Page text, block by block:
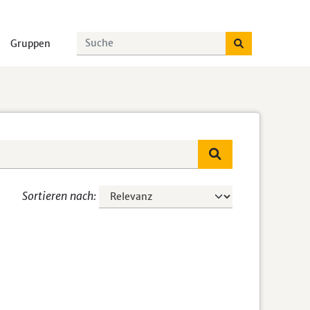
Gruppen
Sortieren nach